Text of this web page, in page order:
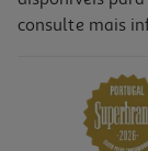
Livro 7 Dias 7
PVP de editor
consulte mais